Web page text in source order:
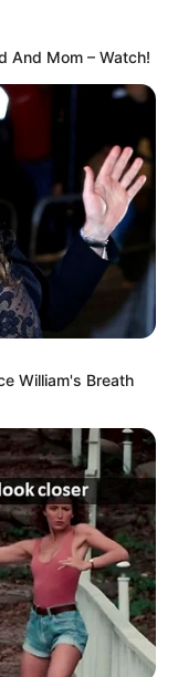
in ganz
gehören
And Mom – Watch!
William's Breath